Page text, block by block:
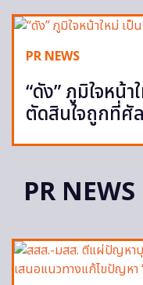
PR NEWS
“ดัง” ภูมิใจหน้
ตัดสินใจถูกที่ศั
PR NEWS